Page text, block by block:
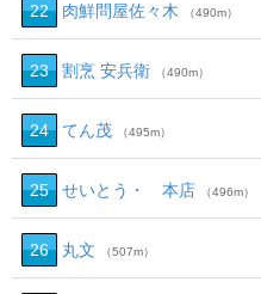
22 肉鮮問屋佐々木 （490m）
23 割烹 安兵衛 （490m）
24 てん茂 （495m）
25 せいとう・ 本店 （496m）
26 丸文 （507m）